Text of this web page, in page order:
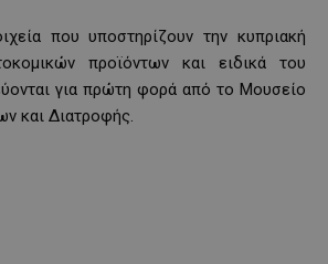
που υποστηρίζουν την κυπριακή
προϊόντων και ειδικά του
για πρώτη φορά από το Μουσείο
και Διατροφής.